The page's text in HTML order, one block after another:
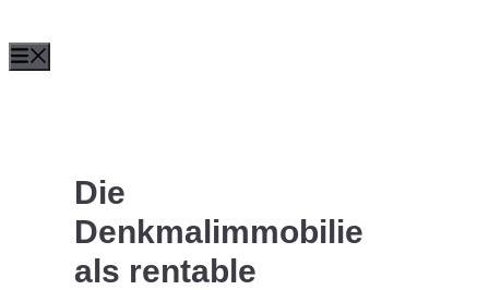
Inhalt
Die
Denkmalimmobilie
als rentable